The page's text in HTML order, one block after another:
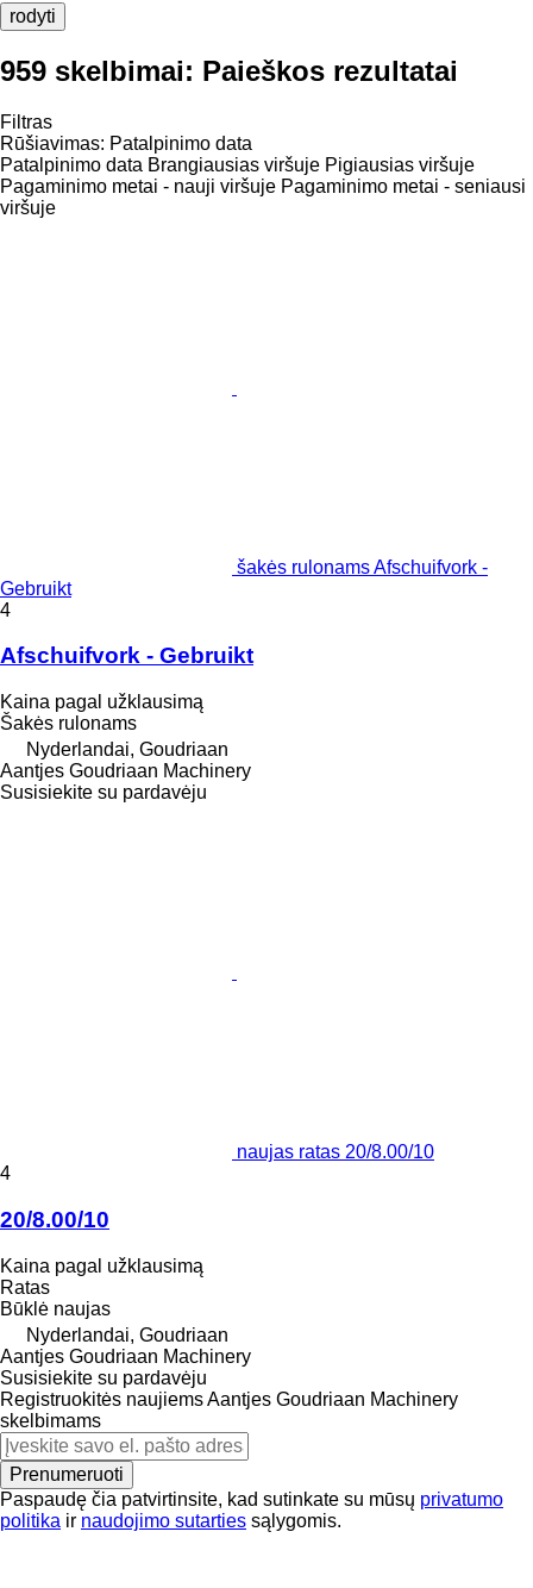
rodyti
959 skelbimai: Paieškos rezultatai
Filtras
Rūšiavimas: Patalpinimo data
Patalpinimo data Brangiausias viršuje Pigiausias viršuje
Pagaminimo metai - nauji viršuje Pagaminimo metai - seniausi
viršuje
šakės rulonams Afschuifvork -
Gebruikt
4
Afschuifvork - Gebruikt
Kaina pagal užklausimą
Šakės rulonams
Nyderlandai, Goudriaan
Aantjes Goudriaan Machinery
Susisiekite su pardavėju
naujas ratas 20/8.00/10
4
20/8.00/10
Kaina pagal užklausimą
Ratas
Būklė naujas
Nyderlandai, Goudriaan
Aantjes Goudriaan Machinery
Susisiekite su pardavėju
Registruokitės naujiems Aantjes Goudriaan Machinery
skelbimams
Prenumeruoti
Paspaudę čia patvirtinsite, kad sutinkate su mūsų privatumo
politika ir naudojimo sutarties sąlygomis.